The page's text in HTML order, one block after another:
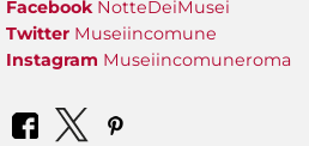
FacebookNotteDeiMusei
Twitter Museiincomune
Instagram Museiincomuneroma